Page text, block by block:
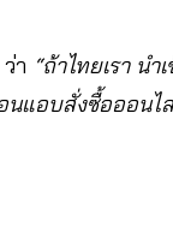
ว่า “ถ้าไทยเรา นำ
แอบสั่งซื้อออนไ